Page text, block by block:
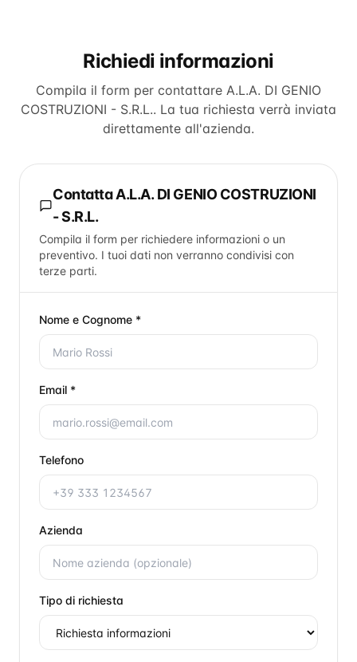
Richiedi informazioni
Compila il form per contattare A.L.A. DI GENIO
COSTRUZIONI - S.R.L.. La tua richiesta verrà inviata
direttamente all'azienda.
ContattaA.L.A. DI GENIO COSTRUZIONI
- S.R.L.
Compila il form per richiedere informazioni o un
preventivo. I tuoi dati non verranno condivisi con
terze parti.
Nome e Cognome *
Email *
Telefono
Azienda
Tipo di richiesta